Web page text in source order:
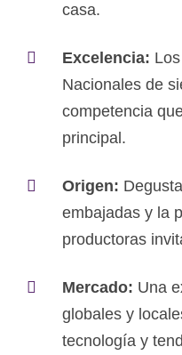
casa.
Excelencia:
Nacionales de
competencia
principal.
Origen:
embajadas y la
productoras
Mercado: Una
globales y
tecnología y